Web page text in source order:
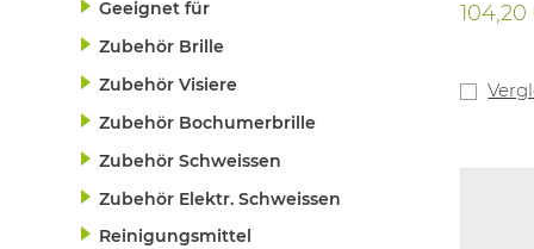
Geeignet für
Zubehör Brille
Zubehör Visiere
Zubehör Bochumerbrille
Zubehör Schweissen
Zubehör Elektr. Schweissen
Reinigungsmittel